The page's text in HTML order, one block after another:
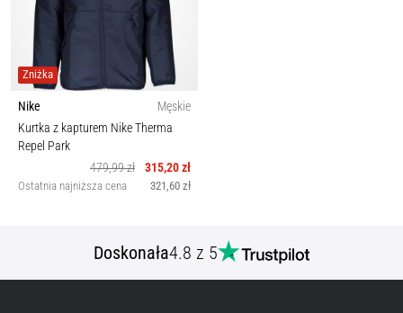
Zniżka
Nike
Męskie
Kurtka z kapturem Nike Therma
Repel Park
479,99 zł
315,20 zł
Ostatnia najniższa cena 321,60 zł
Doskonała4.8 z 5